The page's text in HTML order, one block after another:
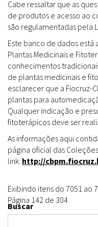
Cabe ressaltar que as
de produtos e acesso ao
são regulamentadas pela
Este banco de dados está
Plantas Medicinais e
conhecimentos
de plantas medicinais e
esclarecer que a Fiocruz-
plantas para
Qualquer indicação e
fitoterápicos deve ser
As informações aqui
página oficial das
link: http://
Exibindo itens do 7051 ao
Página 142 de 304
Buscar